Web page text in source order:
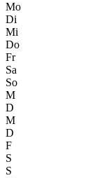
Mo
Di
Mi
Do
Fr
Sa
So
M
D
M
D
F
S
S